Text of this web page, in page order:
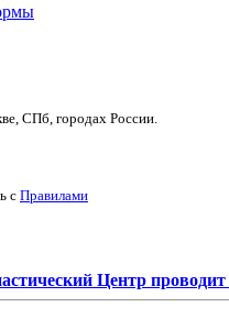
СПб, городах России.
с Правилами
Центр проводит